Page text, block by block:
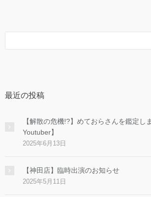
最近の投稿
【解散の危機!?】めておらさんを鑑定し
Youtuber】
2025年6月13日
【神田店】臨時出演のお知らせ
2025年5月11日